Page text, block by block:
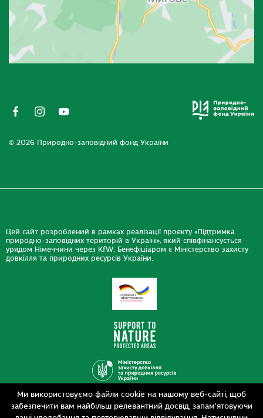
Ми використовуємо файли cookie на нашому веб-сайті, щоб
забезпечити вам найбільш релевантний досвід, запам’ятовуючи
© 2026 Природно-заповідний фонд України
Цей сайт розроблений в рамках реалізації проекту «Підтримка
природно-заповідних територій в Україні», який співфінансується
урядом Німеччини через KfW. Бенефіціаром є Міністерство захисту
довкілля та природних ресурсів України.
Дизайн
Розробка
siteGist